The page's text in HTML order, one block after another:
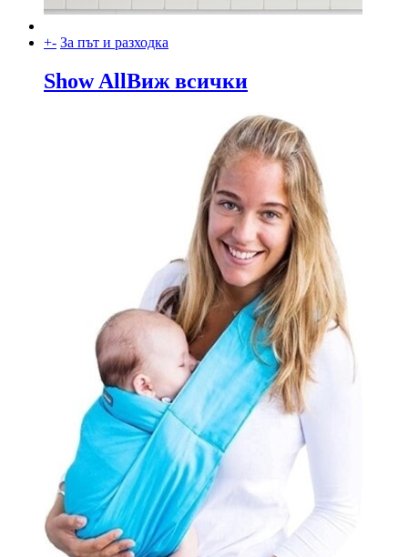
+- За път и разходка
Show AllВиж всички